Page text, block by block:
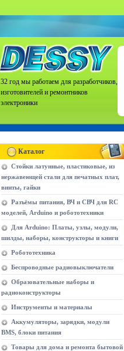
32 год мы работаем для разработчиков,
изготовителей и ремонтников
электроники
Каталог
Стойки латунные, пластиковые, из
нержавеющей стали для печатных плат,
винты, гайки
Разъёмы питания, ВЧ и СВЧ для RC
моделей, Arduino и робототехники
Для Arduino: Платы, узлы, модули,
шилды, наборы, конструкторы и книги
Робототехника
Беспроводные радиовыключатели
Образовательные наборы и
радиоконструкторы
Инструменты и материалы
Аккумуляторы, зарядки, модули
BMS, блоки питания
Товары для дома и ремонта бытовой